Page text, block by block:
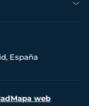
España
Mapa web